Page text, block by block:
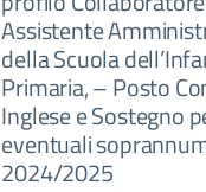
Assistente
della Scuola
Primaria, – Posto
Inglese e Sostegno
eventuali
2024/2025